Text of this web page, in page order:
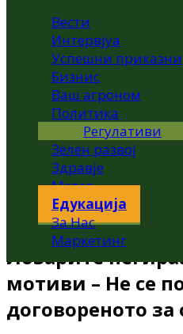
Вести
Интервјуа
Успешни приказни
Бизнис
Ваш агроном
Политика
Регулативи
Зелен развој
Здравје
Метео
Едукација
За Нас
Маркетинг
Лозарите
мотиви – Не се
договореното за